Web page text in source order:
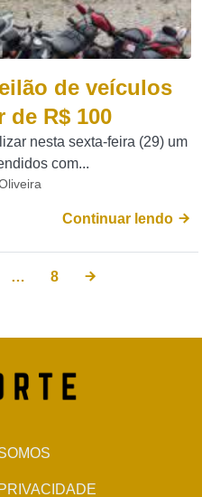
de veículos
de R$ 100
nesta sexta-feira (29) um
com...
Continuar lendo
… 8